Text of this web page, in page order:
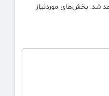
شد. بخش‌های موردنیاز